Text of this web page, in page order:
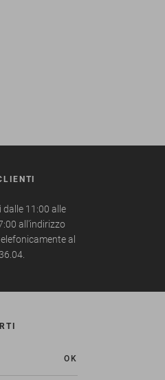
dalle 11:00 alle
all'indirizzo
al
OK